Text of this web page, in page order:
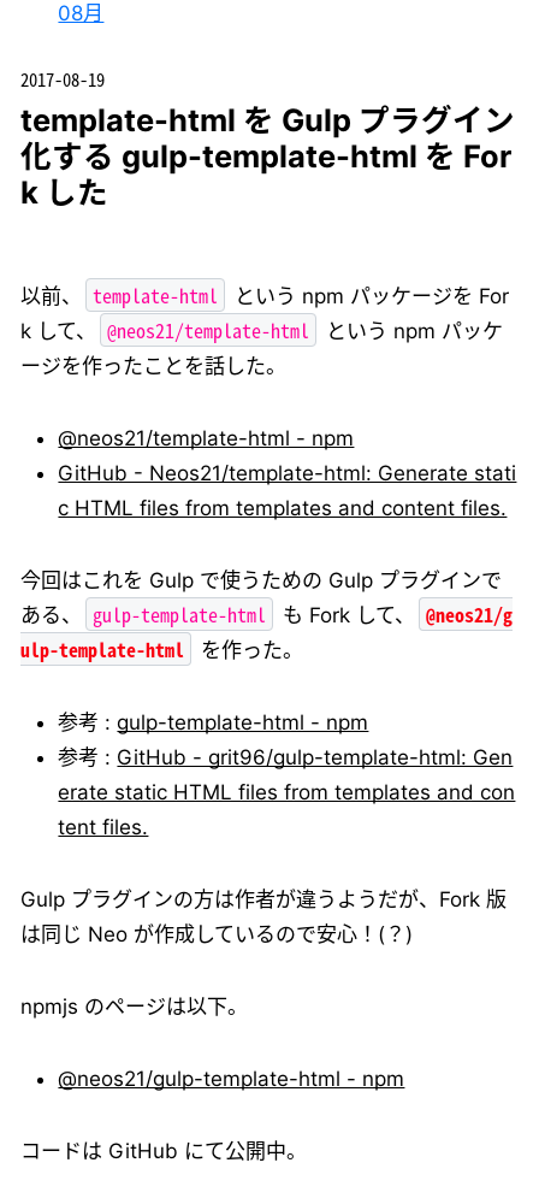
08月
2017-08-19
template-html を Gulp プラグイン
化する gulp-template-html を For
k した
以前、 template-html
という npm パッケージを For
k して、
@neos21/template-html
という npm パッケ
ージを作ったことを話した。
@neos21/template-html - npm
GitHub - Neos21/template-html: Generate stati
c HTML files from templates and content files.
今回はこれを Gulp で使うための Gulp プラグインで
ある、
gulp-template-html も Fork して、
@neos21/g
ulp-template-html
を作った。
参考 :gulp-template-html - npm
参考 : GitHub - grit96/gulp-template-html: Gen
erate static HTML files from templates and con
tent files.
Gulp プラグインの方は作者が違うようだが、Fork 版
は同じ Neo が作成しているので安心！(？)
npmjs のページは以下。
@neos21/gulp-template-html - npm
コードは GitHub にて公開中。